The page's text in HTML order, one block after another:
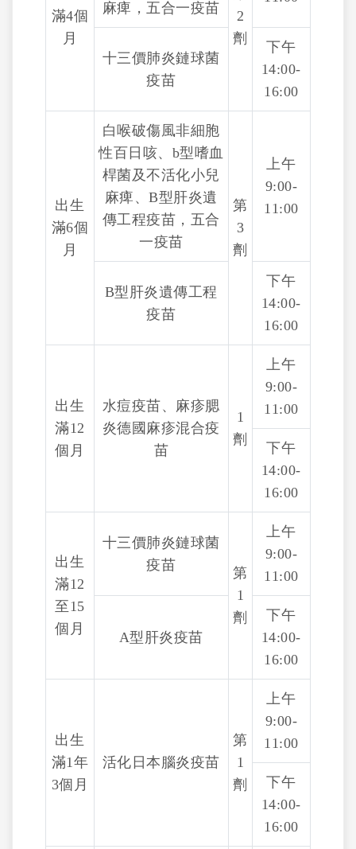
滿4個
月
麻痺，五合一疫苗
2
劑
十三價肺炎鏈球菌
疫苗
下午
14:00-
16:00
出生
滿6個
月
白喉破傷風非細胞
性百日咳、b型嗜血
桿菌及不活化小兒
麻痺、B型肝炎遺
傳工程疫苗，五合
一疫苗
第
3
劑
上午
9:00-
11:00
B型肝炎遺傳工程
疫苗
下午
14:00-
16:00
出生
滿12
個月
水痘疫苗、麻疹腮
炎德國麻疹混合疫
苗
1
劑
上午
9:00-
11:00
下午
14:00-
16:00
出生
滿12
至15
個月
十三價肺炎鏈球菌
疫苗
第
1
劑
上午
9:00-
11:00
A型肝炎疫苗
下午
14:00-
16:00
出生
滿1年
3個月
活化日本腦炎疫苗
第
1
劑
上午
9:00-
11:00
下午
14:00-
16:00